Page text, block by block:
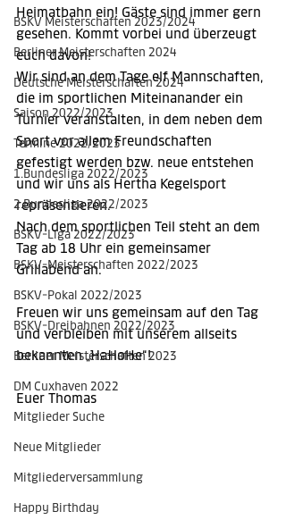
BSKV Meisterschaften 2023/2024
Berliner Meisterschaften 2024
Deutsche Meisterschaften 2024
Saison 2022/2023
Termine 2022/2023
1.Bundesliga 2022/2023
2.Bundesliga 2022/2023
BSKV-Liga 2022/2023
BSKV-Meisterschaften 2022/2023
BSKV-Pokal 2022/2023
BSKV-Dreibahnen 2022/2023
Berliner Meisterschaften 2023
DM Cuxhaven 2022
Mitglieder Suche
Neue Mitglieder
Mitgliederversammlung
Happy Birthday
Heimatbahn ein! Gäste sind immer gern
gesehen. Kommt vorbei und überzeugt
euch davon!
Wir sind an dem Tage elf Mannschaften,
die im sportlichen Miteinanander ein
Turnier veranstalten, in dem neben dem
Sport vor allem Freundschaften
gefestigt werden bzw. neue entstehen
und wir uns als Hertha Kegelsport
repräsentieren.
Nach dem sportlichen Teil steht an dem
Tag ab 18 Uhr ein gemeinsamer
Grillabend an.
Freuen wir uns gemeinsam auf den Tag
und verbleiben mit unserem allseits
bekannten „HaHoHe“!
Euer Thomas